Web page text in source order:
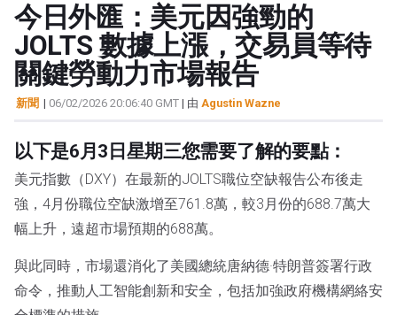
今日外匯：美元因強勁的
JOLTS 數據上漲，交易員等待
關鍵勞動力市場報告
新聞 | 06/02/2026 20:06:40 GMT | 由 Agustin Wazne
以下是6月3日星期三您需要了解的要點：
美元指數（DXY）在最新的JOLTS職位空缺報告公布後走
強，4月份職位空缺激增至761.8萬，較3月份的688.7萬大
幅上升，遠超市場預期的688萬。
與此同時，市場還消化了美國總統唐納德·特朗普簽署行政
命令，推動人工智能創新和安全，包括加強政府機構網絡安